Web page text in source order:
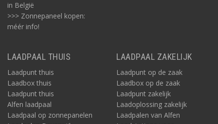
in België
>>> Zonnepaneel kopen:
méér info!
LAADPAAL THUIS
Laadpunt thuis
Laadbox thuis
Laadpunt thuis
Alfen laadpaal
Laadpaal op zonnepanelen
LAADPAAL ZAKELIJK
Laadpunt op de zaak
Laadbox op de zaak
Laadpunt zakelijk
Laadoplossing zakelijk
Laadpalen van Alfen